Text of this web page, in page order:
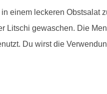
einem leckeren Obstsalat
Litschi gewaschen. Die
Du wirst die